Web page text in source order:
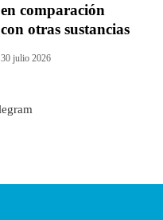
en comparación
con otras sustancias
30 julio 2026